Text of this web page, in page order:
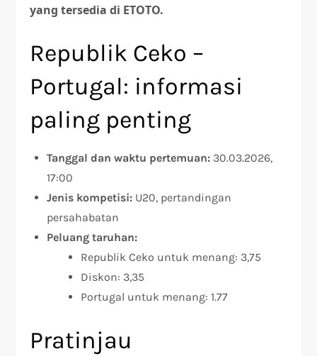
yang tersedia di ETOTO.
Republik Ceko –
Portugal: informasi
paling penting
Tanggal dan waktu pertemuan: 30.03.2026,
17:00
Jenis kompetisi: U20, pertandingan
persahabatan
Peluang taruhan:
Republik Ceko untuk menang: 3,75
Diskon: 3,35
Portugal untuk menang: 1.77
Pratinjau